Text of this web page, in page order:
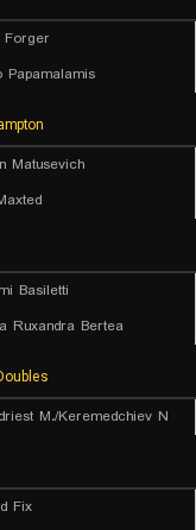
Forger
Papamalamis
Matusevich
Basiletti
Ruxandra Bertea
M./Keremedchiev N.
Fix